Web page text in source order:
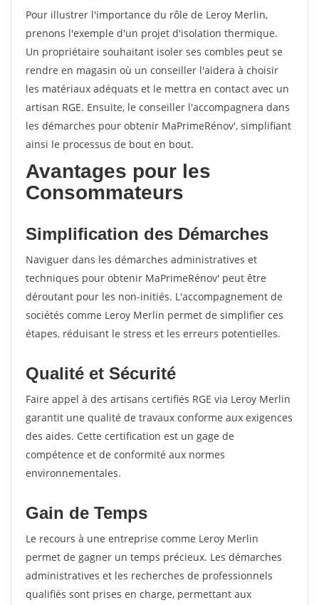
Pour illustrer l'importance du rôle de Leroy Merlin,
prenons l'exemple d'un projet d'isolation thermique.
Un propriétaire souhaitant isoler ses combles peut se
rendre en magasin où un conseiller l'aidera à choisir
les matériaux adéquats et le mettra en contact avec un
artisan RGE. Ensuite, le conseiller l'accompagnera dans
les démarches pour obtenir MaPrimeRénov', simplifiant
ainsi le processus de bout en bout.
Avantages pour les
Consommateurs
Simplification des Démarches
Naviguer dans les démarches administratives et
techniques pour obtenir MaPrimeRénov' peut être
déroutant pour les non-initiés. L'accompagnement de
sociétés comme Leroy Merlin permet de simplifier ces
étapes, réduisant le stress et les erreurs potentielles.
Qualité et Sécurité
Faire appel à des artisans certifiés RGE via Leroy Merlin
garantit une qualité de travaux conforme aux exigences
des aides. Cette certification est un gage de
compétence et de conformité aux normes
environnementales.
Gain de Temps
Le recours à une entreprise comme Leroy Merlin
permet de gagner un temps précieux. Les démarches
administratives et les recherches de professionnels
qualifiés sont prises en charge, permettant aux